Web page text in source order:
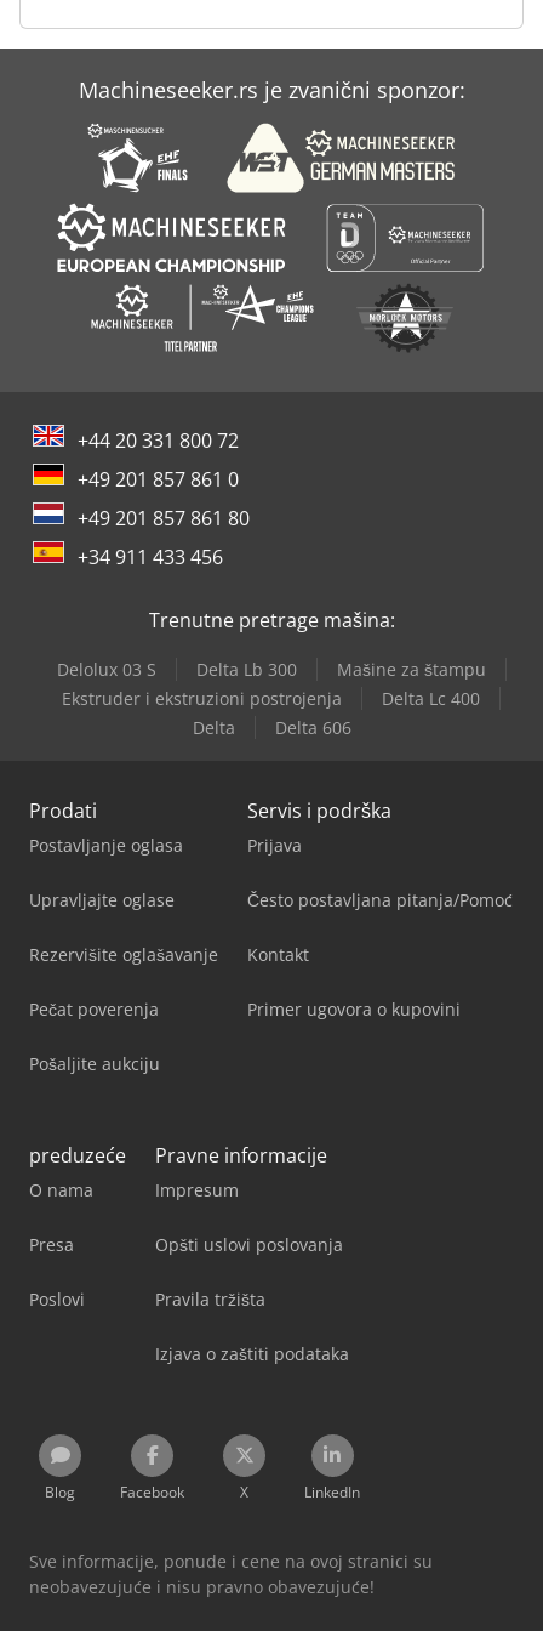
2 x SMC20 enkoder modul A-osovina: Siemens Sinamics 25
A, 2 x SMC20 enkoder modul Vreteno: Siemens Sinamics 26
kW, 2 x SMC20 enkoder modul Upravljački panel: Siemens
OP15 Black Operator Panel MCP tastatura: Siemens
Elektronski ručni kotač: Siemens Magacinska tehnika:
Magacin A: 400 W servo pogon, 400 W servo motor, 10 m
kabl za napajanje, 10 m kabl za enkoder Magacin B: 400 W
servo pogon, 400 W servo motor, 10 m kabl za napajanje,
10 m kabl za enkoder Magacin C: 400 W servo pogon, 400
W servo motor, 10 m kabl za napajanje, 10 m kabl za
enkoder Softver / licence: Licenca za 5-osa simultano
upravljanje Osi licence Licenca za operatorski softver
Oprema: Djdpfxjyuzg He Acfowa Integrisani zakretni sto /
zakretni most Sistem za filtriranje papirnom trakom
upravljački pult Stanje: Mašina je u očuvanom stanju
Modernizovani Siemens CNC i pogonski sistem Omogućen
5-osni simultani rad
Machineseeker.rs je zvanični sponzor:
+44 20 331 800 72
+49 201 857 861 0
+49 201 857 861 80
+34 911 433 456
Trenutne pretrage mašina:
Delolux 03 S Delta Lb 300
Mašine za štampu
Ekstruder i ekstruzioni postrojenja
Delta Lc 400
Delta
Delta 606
Prodati
Postavljanje oglasa
Upravljajte oglase
Rezervišite oglašavanje
Pečat poverenja
Pošaljite aukciju
Servis i podrška
Prijava
Često postavljana pitanja/Pomoć
Kontakt
Primer ugovora o kupovini
preduzeće
O nama
Presa
Poslovi
Pravne informacije
Impresum
Opšti uslovi poslovanja
Pravila tržišta
Izjava o zaštiti podataka
Blog Facebook X LinkedIn
Sve informacije, ponude i cene na ovoj stranici su
neobavezujuće i nisu pravno obavezujuće!